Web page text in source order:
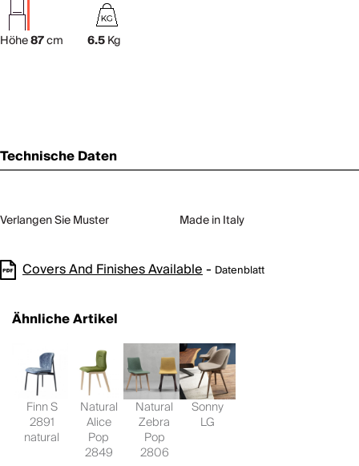
Höhe87cm 6.5Kg
Technische Daten
Verlangen Sie Muster Made in Italy
Covers And Finishes Available- Datenblatt
Ähnliche Artikel
Finn S
2891
natural
Natural
Alice
Pop
2849
Natural
Zebra
Pop
2806
Sonny
LG